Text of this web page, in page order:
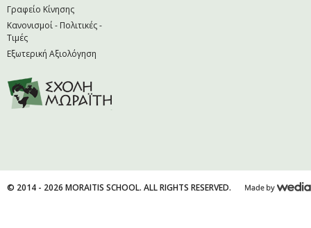
Γραφείο Κίνησης
Κανονισμοί - Πολιτικές -
Τιμές
Εξωτερική Αξιολόγηση
© 2014 - 2026 MORAITIS SCHOOL. ALL RIGHTS RESERVED.